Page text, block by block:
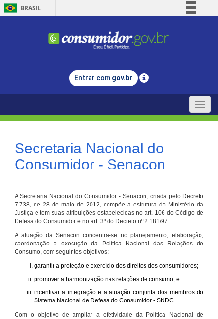
BRASIL
Comunica BR
Legislação
Entrar com gov.br
Toggle
Secretaria Nacional do
Consumidor - Senacon
A Secretaria Nacional do Consumidor - Senacon, criada pelo Decreto
7.738, de 28 de maio de 2012, compõe a estrutura do Ministério da
Justiça e tem suas atribuições estabelecidas no art. 106 do Código de
Defesa do Consumidor e no art. 3º do Decreto nº 2.181/97.
A atuação da Senacon concentra-se no planejamento, elaboração,
coordenação e execução da Política Nacional das Relações de
Consumo, com seguintes objetivos:
garantir a proteção e exercício dos direitos dos consumidores;
promover a harmonização nas relações de consumo; e
incentivar a integração e a atuação conjunta dos membros do
Sistema Nacional de Defesa do Consumidor - SNDC.
Com o objetivo de ampliar a efetividade da Política Nacional de